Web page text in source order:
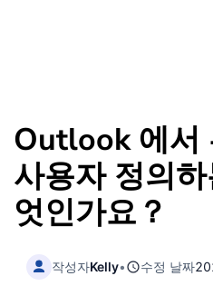
Outlook 에서
사용자 정의
엇인가요？
작성자Kelly• 수정 날짜